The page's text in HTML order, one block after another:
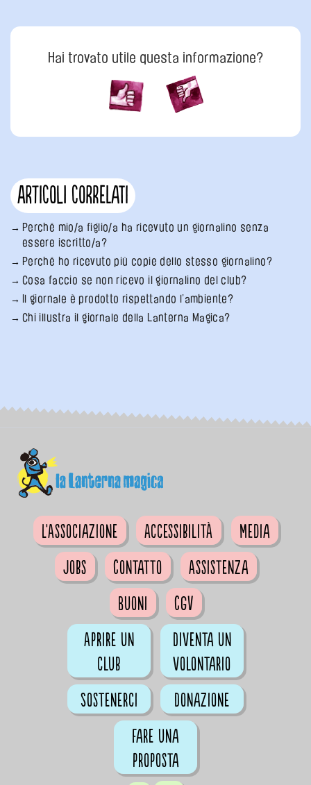
Hai trovato utile questa informazione?
Articoli correlati
Perché mio/a figlio/a ha ricevuto un giornalino senza
essere iscritto/a?
Perché ho ricevuto più copie dello stesso giornalino?
Cosa faccio se non ricevo il giornalino del club?
Il giornale è prodotto rispettando l’ambiente?
Chi illustra il giornale della Lanterna Magica?
L'Associazione Accessibilità
Media
Jobs
Contatto
Assistenza
Buoni
CGV
Aprire un
club
Diventa un
volontario
Sostenerci
Donazione
Fare una
proposta